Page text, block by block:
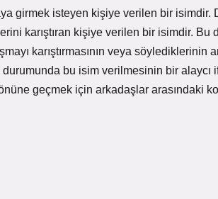
girmek isteyen kişiye verilen bir isimdir.
karıştıran kişiye verilen bir isimdir. Bu
karıştırmasının veya söylediklerinin
bu isim verilmesinin bir alaycı
geçmek için arkadaşlar arasındaki